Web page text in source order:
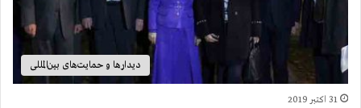
دیدارها و حمایت‌های بین‌المللی
31 اکتبر 2019